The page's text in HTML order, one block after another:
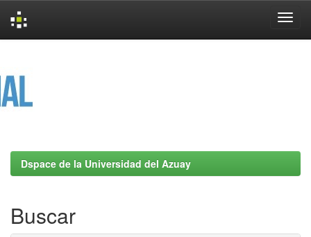
Dspace de la Universidad del Azuay
Buscar